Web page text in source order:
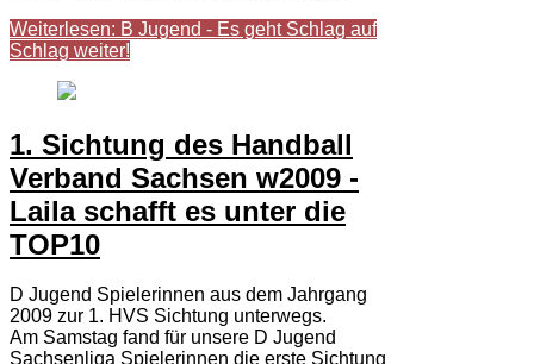
Weiterlesen: B Jugend - Es geht Schlag auf
Schlag weiter!
1. Sichtung des Handball
Verband Sachsen w2009 -
Laila schafft es unter die
TOP10
D Jugend Spielerinnen aus dem Jahrgang
2009 zur 1. HVS Sichtung unterwegs.
Am Samstag fand für unsere D Jugend
Sachsenliga Spielerinnen die erste Sichtung